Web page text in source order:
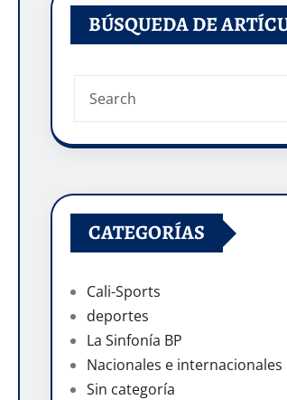
BÚSQUEDA DE
CATEGORÍAS
Cali-Sports
deportes
La Sinfonía BP
Nacionales e internacionales
Sin categoría